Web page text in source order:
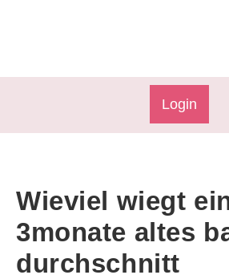
Login
Wieviel wiegt
3monate altes
durchschnitt